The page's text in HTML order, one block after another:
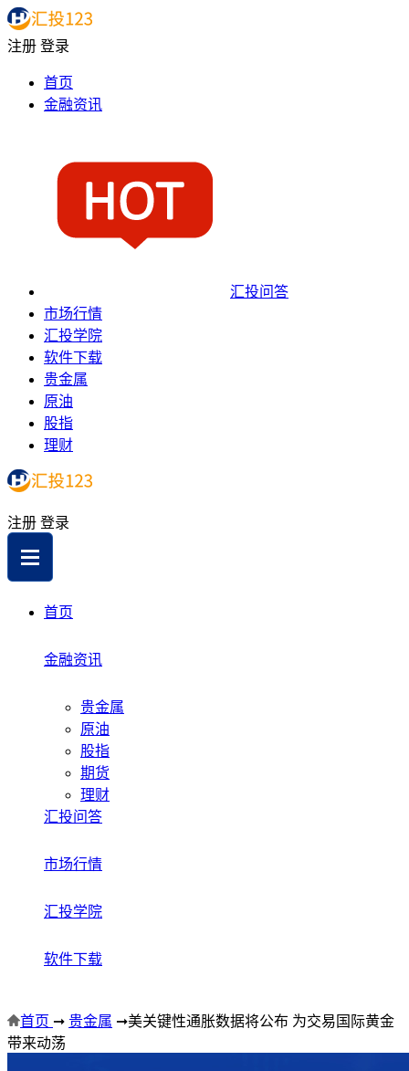
注册 登录
首页
金融资讯
汇投问答
市场行情
汇投学院
软件下载
贵金属
原油
股指
理财
注册 登录
首页
金融资讯
贵金属
原油
股指
期货
理财
汇投问答
市场行情
汇投学院
软件下载
首页 ➞ 贵金属 ➞美关键性通胀数据将公布 为交易国际黄金
带来动荡